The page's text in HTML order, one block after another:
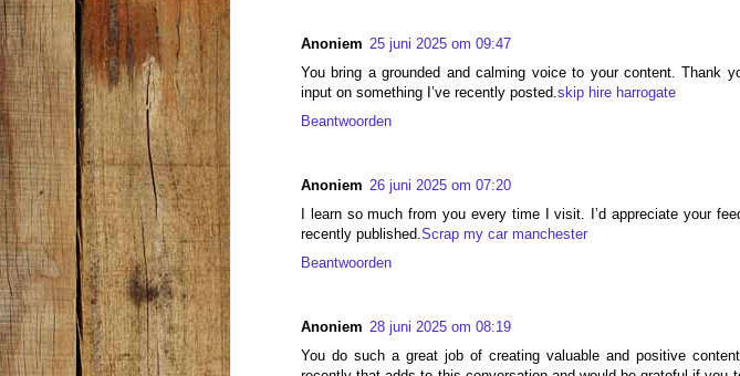
Anoniem 25 juni 2025 om 09:47
You bring a grounded and calming voice to your content. Thank
input on something I’ve recently posted. skip hire harrogate
Beantwoorden
Anoniem 26 juni 2025 om 07:20
I learn so much from you every time I visit. I’d appreciate your
recently published.Scrap my car manchester
Beantwoorden
Anoniem 28 juni 2025 om 08:19
You do such a great job of creating valuable and positive